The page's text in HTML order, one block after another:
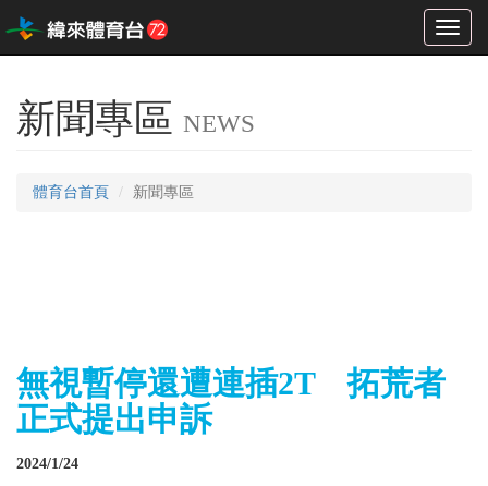
Toggle
新聞專區 NEWS
體育台首頁 新聞專區
無視暫停還遭連插2T 拓荒者
正式提出申訴
2024/1/24